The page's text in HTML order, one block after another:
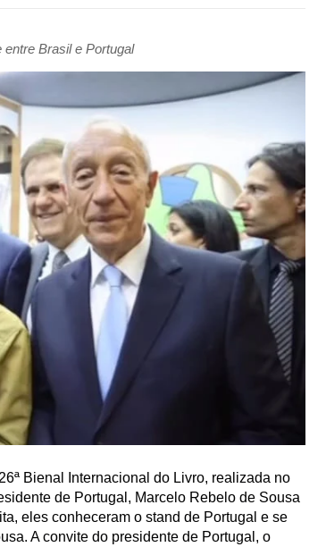
Brasil e Portugal
Bienal Internacional do Livro, realizada no
de Portugal, Marcelo Rebelo de Sousa
eles conheceram o stand de Portugal e se
A convite do presidente de Portugal, o